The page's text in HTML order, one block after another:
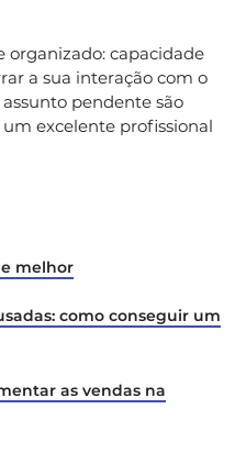
organizado: capacidade
a sua interação com o
pendente são
excelente profissional
melhor
como conseguir um
as vendas na